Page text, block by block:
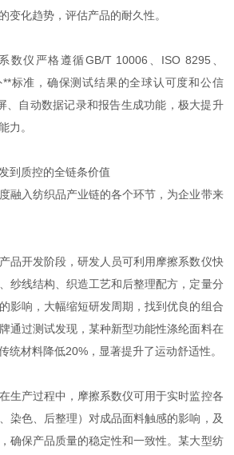
变化趋势，评估产品的耐久性。
数仪严格遵循GB/T 10006、ISO 8295、
标准，确保测试结果的全球认可度和公信
、自动数据记录和报告生成功能，极大提升
力。
到质控的全链条价值
融入纺织品产业链的各个环节，为企业带来
品开发阶段，研发人员可利用摩擦系数仪快
纱线结构、织造工艺和后整理配方，定量分
影响，大幅缩短研发周期，找到优良的组合
通过测试发现，某种新型功能性涤纶面料在
统材料降低20%，显著提升了运动舒适性。
生产过程中，摩擦系数仪可用于实时监控各
染色、后整理）对成品面料触感的影响，及
确保产品质量的稳定性和一致性。某大型纺